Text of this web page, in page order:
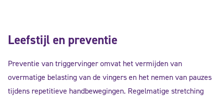
Leefstijl en preventie
Preventie van triggervinger omvat het vermijden van
overmatige belasting van de vingers en het nemen van pauzes
tijdens repetitieve handbewegingen. Regelmatige stretching